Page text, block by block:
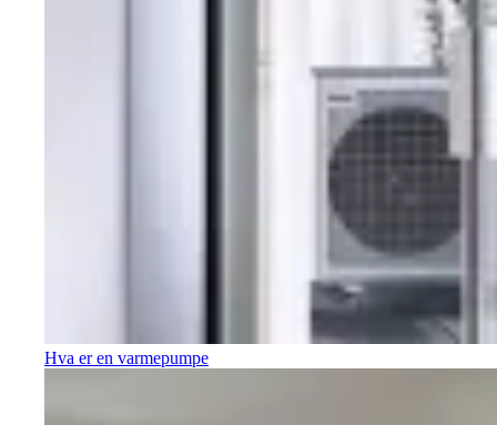
Hva er en varmepumpe